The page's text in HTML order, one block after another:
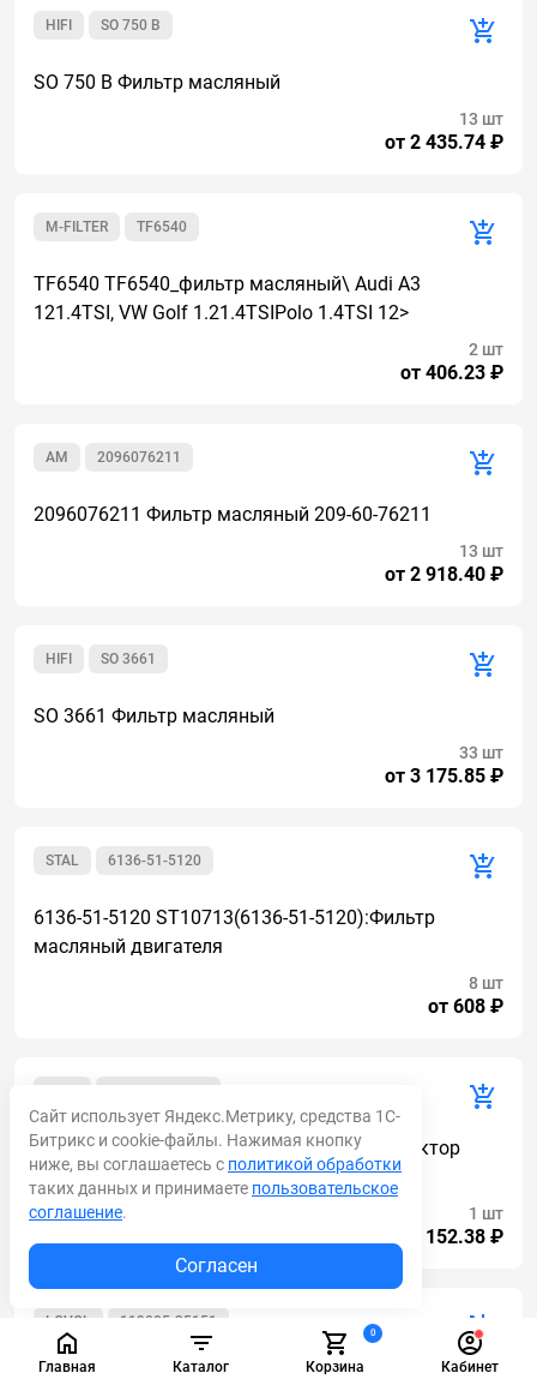
Главная Каталог
0
Корзина Кабинет
SO 750 B
HIFI
SO 750 B Фильтр масляный
от 2 435.74 ₽
13 шт
TF6540
M-FILTER
TF6540 TF6540_фильтр масляный\ Audi A3
121.4TSI, VW Golf 1.21.4TSIPolo 1.4TSI 12>
от 406.23 ₽
2 шт
2096076211
AM
2096076211 Фильтр масляный 209-60-76211
от 2 918.40 ₽
13 шт
SO 3661
HIFI
SO 3661 Фильтр масляный
от 3 175.85 ₽
33 шт
6136-51-5120
STAL
6136-51-5120 ST10713(6136-51-5120):Фильтр
масляный двигателя
от 608 ₽
8 шт
MAN81.32118.0010 фильтр масляный редуктор
моста
от 10 152.38 ₽
1 шт
119005-35151
LOVOL
119005-35151 Фильтр масляный
Сайт использует Яндекс.Метрику, средства 1С-
Битрикс и cookie-файлы. Нажимая кнопку
ниже, вы соглашаетесь с политикой обработки
таких данных и принимаете пользовательское
соглашение.
Согласен